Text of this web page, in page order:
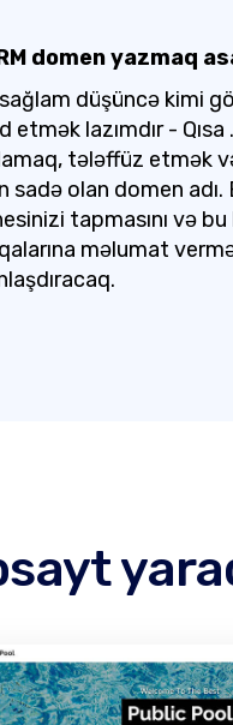
domen yazmaq
düşüncə kimi
etmək lazımdır -
tələffüz etmək
sadə olan domen adı.
tapmasını və
məlumat